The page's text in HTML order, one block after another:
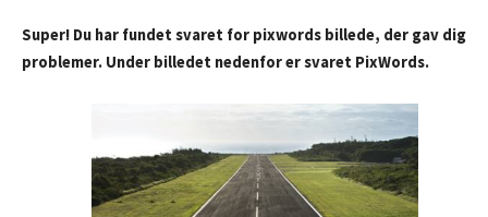
Super! Du har fundet svaret for pixwords billede, der gav dig
problemer. Under billedet nedenfor er svaret PixWords.